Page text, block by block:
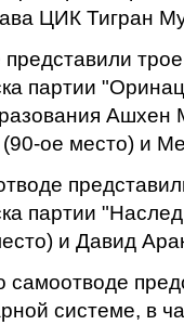
ЦИК Тигран
партии
Ашхен
ое место) и
партии
и Давид
самоотводе
системе, в